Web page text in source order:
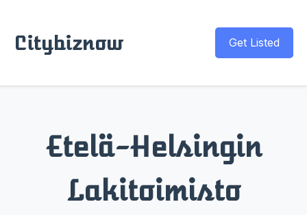
Citybiznow Get Listed
Etelä-Helsingin
Lakitoimisto